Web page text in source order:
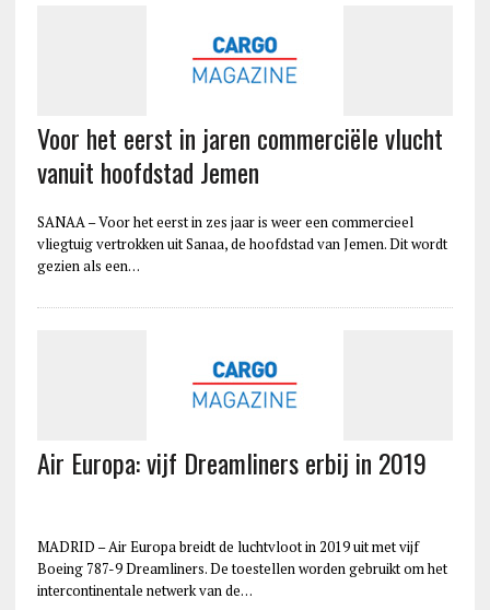
Voor het eerst in jaren commerciële vlucht
vanuit hoofdstad Jemen
SANAA – Voor het eerst in zes jaar is weer een commercieel
vliegtuig vertrokken uit Sanaa, de hoofdstad van Jemen. Dit wordt
gezien als een…
Air Europa: vijf Dreamliners erbij in 2019
MADRID – Air Europa breidt de luchtvloot in 2019 uit met vijf
Boeing 787-9 Dreamliners. De toestellen worden gebruikt om het
intercontinentale netwerk van de…